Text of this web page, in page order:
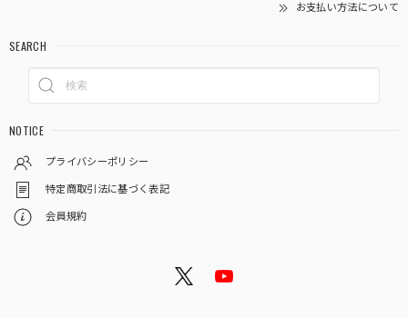
お支払い方法について
SEARCH
NOTICE
プライバシーポリシー
特定商取引法に基づく表記
会員規約